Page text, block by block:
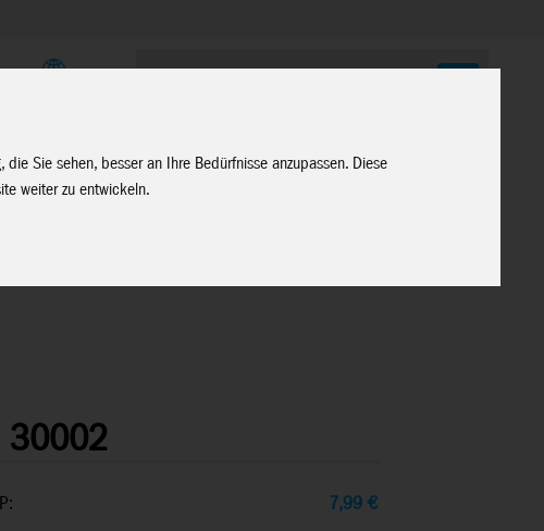
Sie sehen, besser an Ihre Bedürfnisse anzupassen. Diese
weiter zu entwickeln.
30002
7,99€